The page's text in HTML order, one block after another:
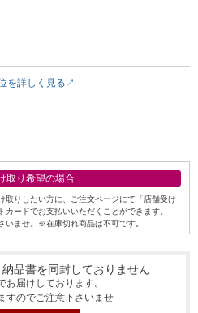
を詳しく見る
取り希望の場合
取りしたい方に、ご注文ページにて「店舗受け
ードでお支払いいただくことができます。
ませ。※在庫切れ商品は不可です。
品書を同封しておりません
お届けしております。
すのでご注意下さいませ